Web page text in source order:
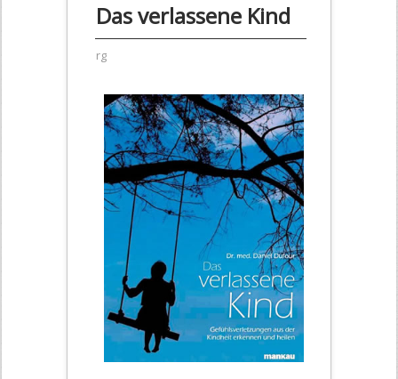
Das verlassene Kind
rg